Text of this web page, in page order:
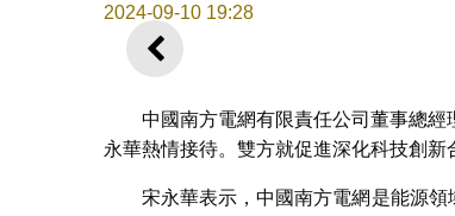
2024-09-10 19:28
上一則
中國南方電網有限責任公司董事總
永華熱情接待。雙方就促進深化科技創新
宋永華表示，中國南方電網是能源